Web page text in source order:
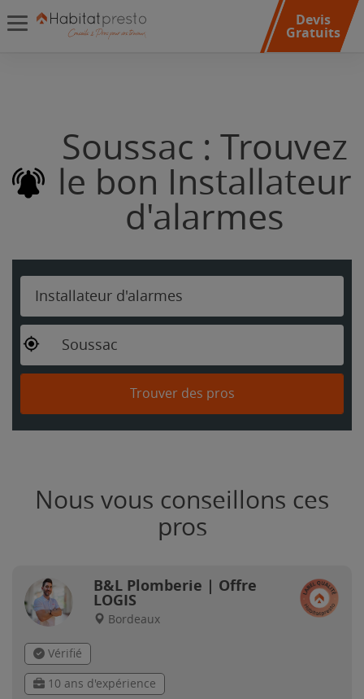
Devis
Gratuits
Soussac : Trouvez
le bon Installateur
d'alarmes
Installateur d'alarmes
Soussac
Trouver des pros
Nous vous conseillons ces
pros
B&L Plomberie | Offre
LOGIS
Bordeaux
Vérifié
10 ans d'expérience